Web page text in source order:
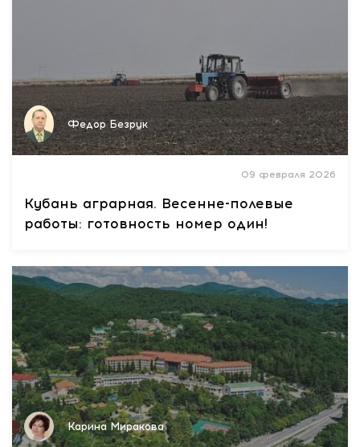
Федор Безрук
09 февраля 2026
Кубань аграрная. Весенне-полевые
работы: готовность номер один!
Карина Миракова